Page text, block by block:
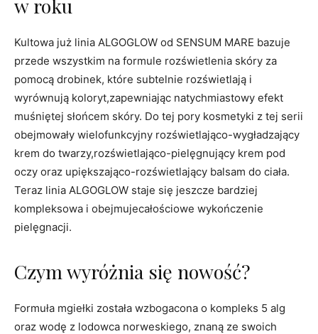
w roku
Kultowa już linia ALGOGLOW od SENSUM MARE bazuje
przede wszystkim na formule rozświetlenia skóry za
pomocą drobinek, które subtelnie rozświetlają i
wyrównują koloryt,zapewniając natychmiastowy efekt
muśniętej słońcem skóry. Do tej pory kosmetyki z tej serii
obejmowały wielofunkcyjny rozświetlająco-wygładzający
krem do twarzy,rozświetlająco-pielęgnujący krem pod
oczy oraz upiększająco-rozświetlający balsam do ciała.
Teraz linia ALGOGLOW staje się jeszcze bardziej
kompleksowa i obejmujecałościowe wykończenie
pielęgnacji.
Czym wyróżnia się nowość?
Formuła mgiełki została wzbogacona o kompleks 5 alg
oraz wodę z lodowca norweskiego, znaną ze swoich